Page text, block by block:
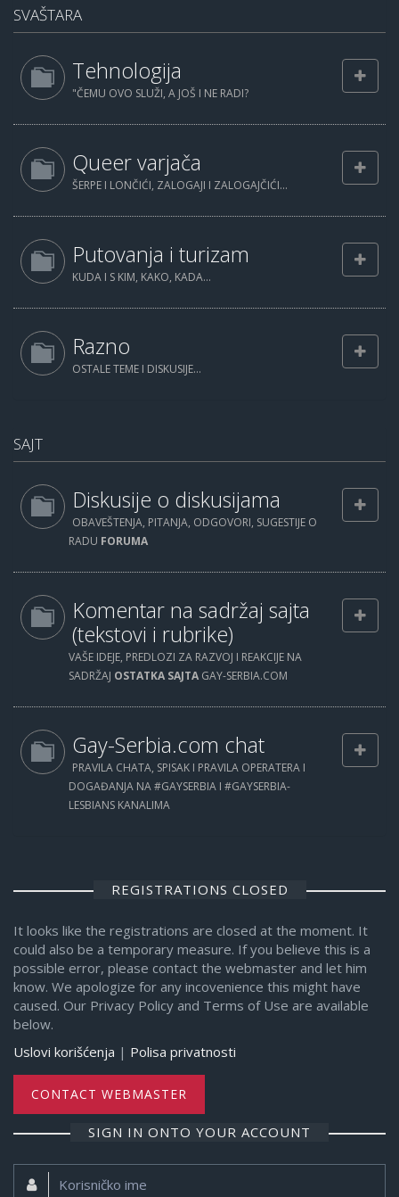
SVAŠTARA
Tehnologija
"ČEMU OVO SLUŽI, A JOŠ I NE RADI?
Queer varjača
ŠERPE I LONČIĆI, ZALOGAJI I ZALOGAJČIĆI...
Putovanja i turizam
KUDA I S KIM, KAKO, KADA...
Razno
OSTALE TEME I DISKUSIJE...
SAJT
Diskusije o diskusijama
OBAVEŠTENJA, PITANJA, ODGOVORI, SUGESTIJE O
RADU FORUMA
Komentar na sadržaj sajta
(tekstovi i rubrike)
VAŠE IDEJE, PREDLOZI ZA RAZVOJ I REAKCIJE NA
SADRŽAJ OSTATKA SAJTA GAY-SERBIA.COM
Gay-Serbia.com chat
PRAVILA CHATA, SPISAK I PRAVILA OPERATERA I
DOGAĐANJA NA #GAYSERBIA I #GAYSERBIA-
LESBIANS KANALIMA
REGISTRATIONS CLOSED
It looks like the registrations are closed at the moment. It
could also be a temporary measure. If you believe this is a
possible error, please contact the webmaster and let him
know. We apologize for any incovenience this might have
caused. Our Privacy Policy and Terms of Use are available
below.
Uslovi korišćenja | Polisa privatnosti
CONTACT WEBMASTER
SIGN IN ONTO YOUR ACCOUNT
Korisničko